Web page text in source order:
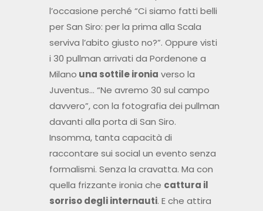
l’occasione perché “Ci siamo fatti belli
per San Siro: per la prima alla Scala
serviva l’abito giusto no?”. Oppure visti
i 30 pullman arrivati da Pordenone a
Milano una sottile ironia verso la
Juventus… “Ne avremo 30 sul campo
davvero”, con la fotografia dei pullman
davanti alla porta di San Siro.
Insomma, tanta capacità di
raccontare sui social un evento senza
formalismi. Senza la cravatta. Ma con
quella frizzante ironia che cattura il
sorriso degli internauti. E che attira